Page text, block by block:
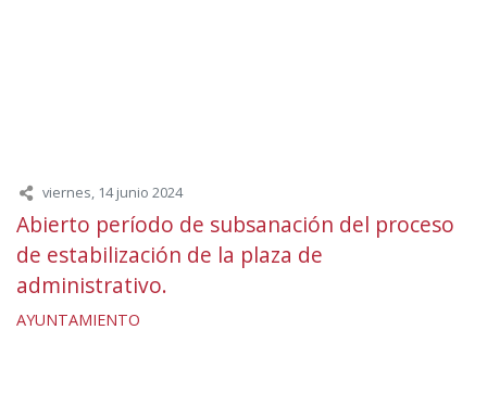
viernes, 14 junio 2024
Abierto período de subsanación del proceso
de estabilización de la plaza de
administrativo.
AYUNTAMIENTO